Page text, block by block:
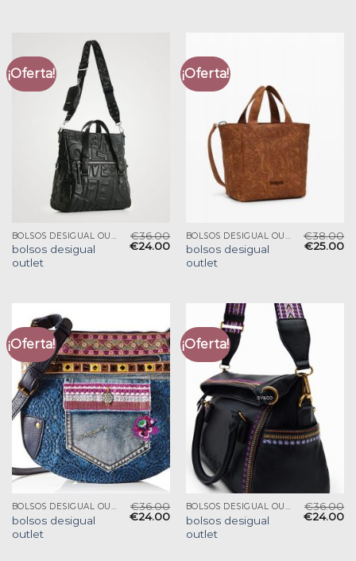
¡Oferta!
BOLSOS DESIGUAL OUTLET
bolsos desigual
outlet
€36.00
€24.00
¡Oferta!
BOLSOS DESIGUAL OUTLET
bolsos desigual
outlet
€38.00
€25.00
¡Oferta!
BOLSOS DESIGUAL OUTLET
bolsos desigual
outlet
€36.00
€24.00
¡Oferta!
BOLSOS DESIGUAL OUTLET
bolsos desigual
outlet
€36.00
€24.00